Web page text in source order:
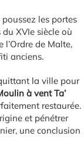
les portes
XVIe siècle où
de Malte,
anciens.
la ville pour
à vent Ta’
restaurée.
et pénétrer
une conclusion